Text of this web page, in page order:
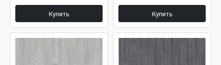
Купить Купить